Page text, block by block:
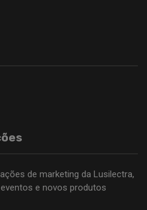
de marketing da Lusilectra,
e novos produtos